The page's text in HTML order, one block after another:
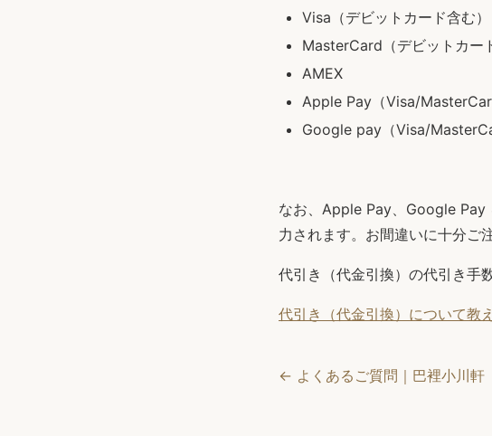
Visa（デビットカード含む）
MasterCard（デビットカー
AMEX
Apple Pay（Visa/
Google pay（Visa/
なお、Apple Pay、Google Pay
力されます。お間違いに十分ご
代引き（代金引換）の代引き手
代引き（代金引換）について教
← よくあるご質問｜巴裡小川軒